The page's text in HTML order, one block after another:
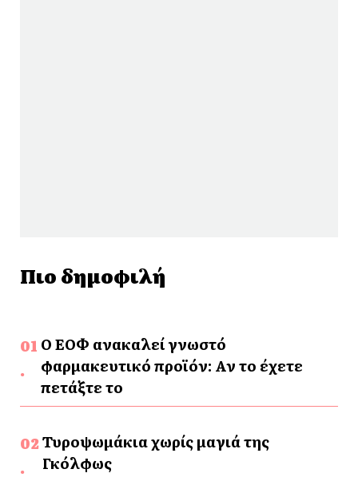
Πιο δημοφιλή
Ο ΕΟΦ ανακαλεί γνωστό
φαρμακευτικό προϊόν: Αν το έχετε
πετάξτε το
Τυροψωμάκια χωρίς μαγιά της
Γκόλφως